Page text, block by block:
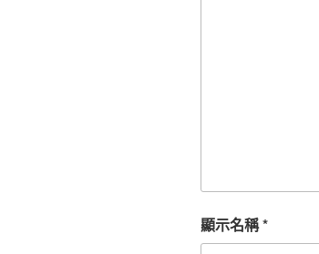
顯示名稱*